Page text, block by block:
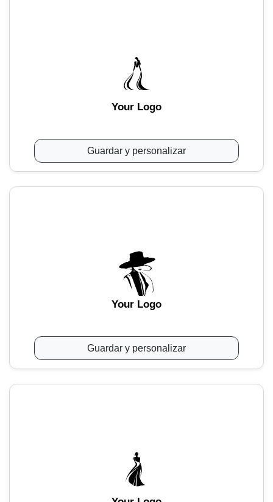
Your Logo
Guardar y personalizar
Your Logo
Guardar y personalizar